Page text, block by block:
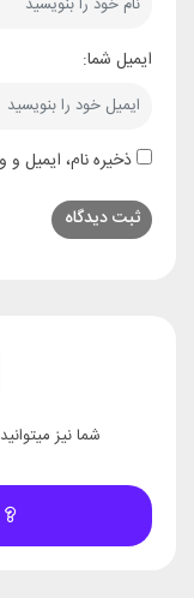
ایمیل شما:
ذخیره نام، ایمیل
شما نیز